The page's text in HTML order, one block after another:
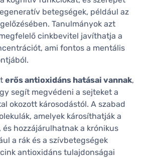
betegségek, például az
Tanulmányok azt
cinkbevitel javíthatja a
ami fontos a mentális
erős antioxidáns hatásai vannak,
segít megvédeni a sejteket a
okozott károsodástól. A szabad
amelyek károsíthatják a
és hozzájárulhatnak a krónikus
a rák és a szívbetegségek
antioxidáns tulajdonságai